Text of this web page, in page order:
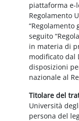
piattaforma e-
Regolamento
seguito
in materia di
modificato dal
disposizioni
nazionale al
Titolare del
Università
persona del